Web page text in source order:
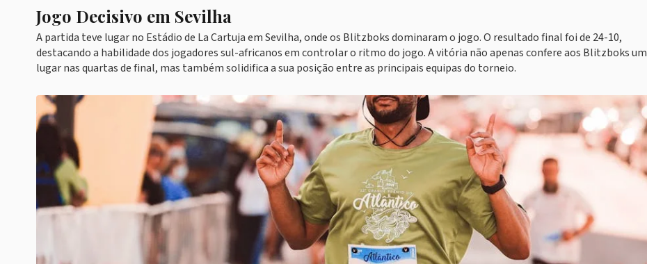
Jogo Decisivo em Sevilha
A partida teve lugar no Estádio de La Cartuja em Sevilha, onde os Blitzboks dominaram o jogo. O resultado final foi de 24-10,
destacando a habilidade dos jogadores sul-africanos em controlar o ritmo do jogo. A vitória não apenas confere aos Blitzboks um
lugar nas quartas de final, mas também solidifica a sua posição entre as principais equipas do torneio.